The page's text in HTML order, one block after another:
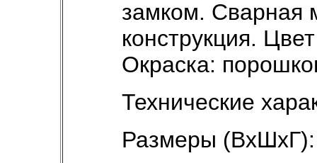
замком. Сварная
конструкция.
Окраска:
Технические
Размеры